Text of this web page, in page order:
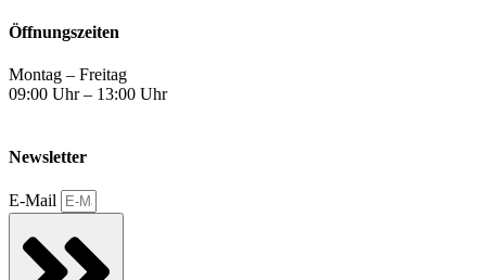
Öffnungszeiten
Montag – Freitag
09:00 Uhr – 13:00 Uhr
Newsletter
E-Mail